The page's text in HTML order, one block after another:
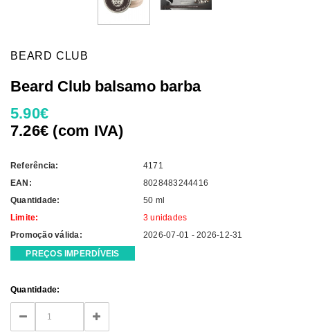
BEARD CLUB
Beard Club balsamo barba
5.90€
7.26€ (com IVA)
Referência:
4171
EAN:
8028483244416
Quantidade:
50 ml
Limite:
3 unidades
Promoção válida:
2026-07-01 - 2026-12-31
PREÇOS IMPERDÍVEIS
Current
Stock:
Quantidade:
DECREASE
QUANTITY:
INCREASE
QUANTITY: